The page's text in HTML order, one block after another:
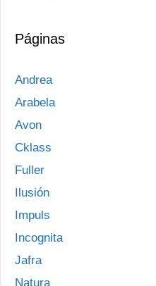
Páginas
Andrea
Arabela
Avon
Cklass
Fuller
Ilusión
Impuls
Incognita
Jafra
Natura